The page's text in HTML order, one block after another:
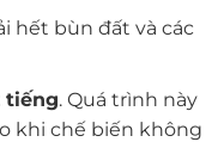
hết bùn đất và các
tiếng. Quá trình này
khi chế biến không